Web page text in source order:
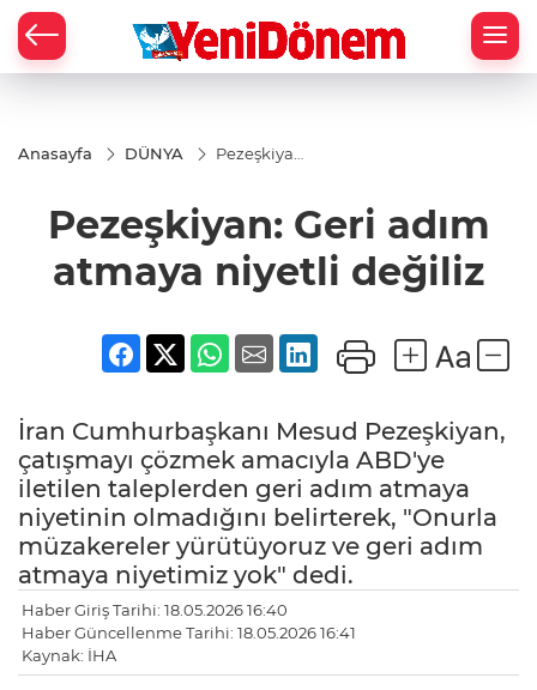
Anasayfa DÜNYA
Pezeşkiyan:
değiliz
Pezeşkiyan: Geri adım
atmaya niyetli değiliz
İran Cumhurbaşkanı Mesud Pezeşkiyan,
çatışmayı çözmek amacıyla ABD'ye
iletilen taleplerden geri adım atmaya
niyetinin olmadığını belirterek, "Onurla
müzakereler yürütüyoruz ve geri adım
atmaya niyetimiz yok" dedi.
Haber Giriş Tarihi: 18.05.2026 16:40
Haber Güncellenme Tarihi: 18.05.2026 16:41
Kaynak: İHA